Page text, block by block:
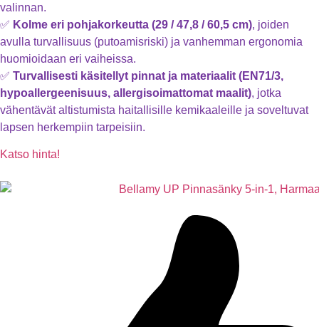
valinnan.
✅ Kolme eri pohjakorkeutta (29 / 47,8 / 60,5 cm), joiden
avulla turvallisuus (putoamisriski) ja vanhemman ergonomia
huomioidaan eri vaiheissa.
✅ Turvallisesti käsitellyt pinnat ja materiaalit (EN71/3,
hypoallergeenisuus, allergisoimattomat maalit), jotka
vähentävät altistumista haitallisille kemikaaleille ja soveltuvat
lapsen herkempiin tarpeisiin.
Katso hinta!